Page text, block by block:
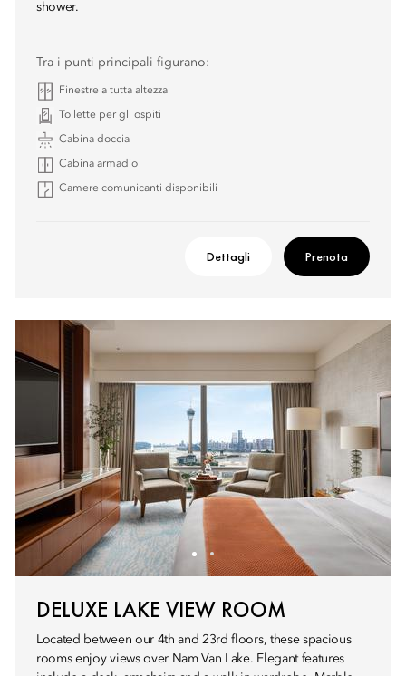
shower.
Tra i punti principali figurano:
Finestre a tutta altezza
Toilette per gli ospiti
Cabina doccia
Cabina armadio
Camere comunicanti disponibili
Dettagli Prenota
DELUXE LAKE VIEW ROOM
Located between our 4th and 23rd floors, these spacious
rooms enjoy views over Nam Van Lake. Elegant features